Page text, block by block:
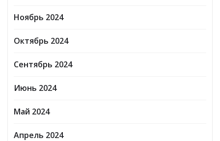
Ноябрь 2024
Октябрь 2024
Сентябрь 2024
Июнь 2024
Май 2024
Апрель 2024